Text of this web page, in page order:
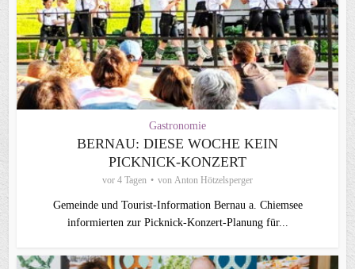
Gastronomie
BERNAU: DIESE WOCHE KEIN
PICKNICK-KONZERT
vor 4 Tagen von Anton Hötzelsperger
Gemeinde und Tourist-Information Bernau a. Chiemsee
informierten zur Picknick-Konzert-Planung für...